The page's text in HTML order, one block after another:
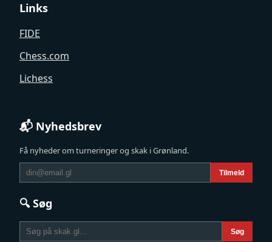
Links
FIDE
Chess.com
Lichess
📬 Nyhedsbrev
Få nyheder om turneringer og skak i Grønland.
Tilmeld
🔍 Søg
Søg